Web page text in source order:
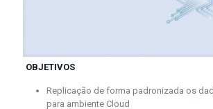
OBJETIVOS
Replicação de forma padronizada os
para ambiente Cloud